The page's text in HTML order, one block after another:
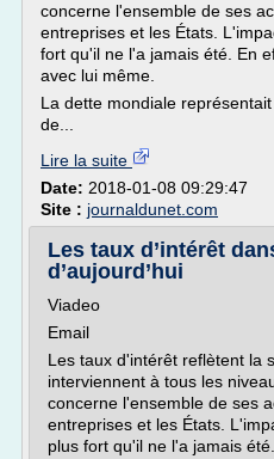
concerne l'ensemble de ses
entreprises et les États.
fort qu'il ne l'a jamais été. En
avec lui même.
La dette mondiale
de...
Lire la suite
Date: 2018-01-08 09:29:47
Site : journaldunet.com
Les taux d’intérêt
d’aujourd’hui
Viadeo
Email
Les taux d'intérêt reflètent la
interviennent à tous les
concerne l'ensemble de ses
entreprises et les États.
plus fort qu'il ne l'a jamais